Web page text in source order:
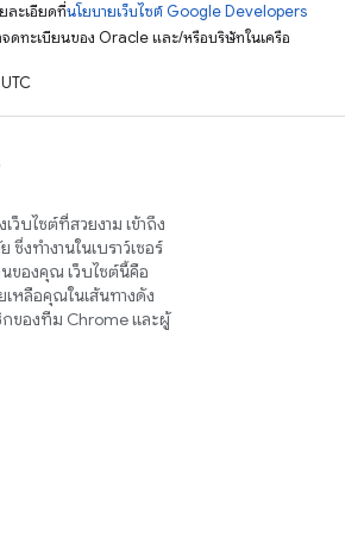
ละเอียดที่นโยบายเว็บไซต์ Google Developers
จดทะเบียนของ Oracle และ/หรือบริษัทในเครือ
ว็บไซต์ที่สวยงาม เข้าถึง
ซึ่งทำงานในเบราว์เซอร์
ของคุณ เว็บไซต์นี้คือ
หลือคุณในเส้นทางดัง
กของทีม Chrome และผู้